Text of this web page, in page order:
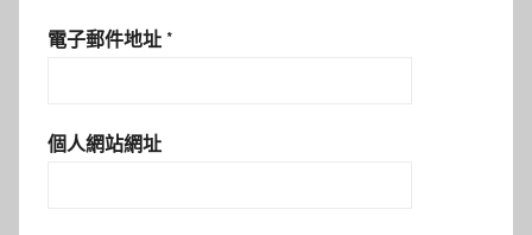
電子郵件地址 *
個人網站網址